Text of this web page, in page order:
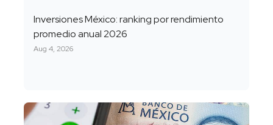
Inversiones México: ranking por rendimiento
promedio anual 2026
Aug 4, 2026